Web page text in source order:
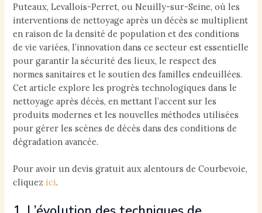
Puteaux, Levallois-Perret, ou Neuilly-sur-Seine, où les
interventions de nettoyage après un décès se multiplient
en raison de la densité de population et des conditions
de vie variées, l’innovation dans ce secteur est essentielle
pour garantir la sécurité des lieux, le respect des
normes sanitaires et le soutien des familles endeuillées.
Cet article explore les progrès technologiques dans le
nettoyage après décès, en mettant l’accent sur les
produits modernes et les nouvelles méthodes utilisées
pour gérer les scènes de décès dans des conditions de
dégradation avancée.
Pour avoir un devis gratuit aux alentours de Courbevoie,
cliquez ici.